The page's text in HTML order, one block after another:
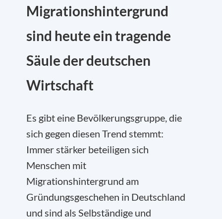
Migrationshintergrund
sind heute ein tragende
Säule der deutschen
Wirtschaft
Es gibt eine Bevölkerungsgruppe, die
sich gegen diesen Trend stemmt:
Immer stärker beteiligen sich
Menschen mit
Migrationshintergrund am
Gründungsgeschehen in Deutschland
und sind als Selbständige und